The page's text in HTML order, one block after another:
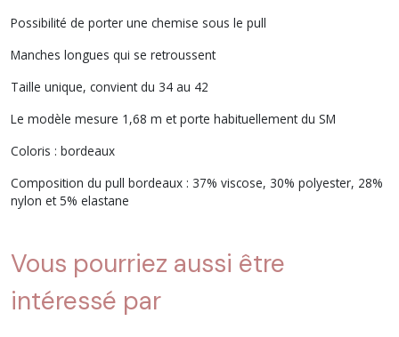
Possibilité de porter une chemise sous le pull
Manches longues qui se retroussent
Taille unique, convient du 34 au 42
Le modèle mesure 1,68 m et porte habituellement du SM
Coloris : bordeaux
Composition du pull bordeaux : 37% viscose, 30% polyester, 28%
nylon et 5% elastane
Vous pourriez aussi être
intéressé par